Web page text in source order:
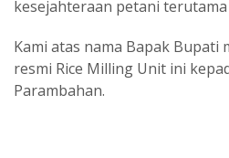
kesejahteraan petani
Kami atas nama Bapak Bupati
resmi Rice Milling Unit ini
Parambahan.